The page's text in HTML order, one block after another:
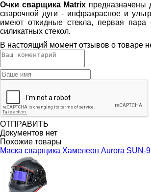
Очки сварщика Matrix предназначены
сварочной дуги - инфракрасное и
имеют откидные стекла, первая пара
силикатных стекол.
В настоящий момент отзывов о товаре
ОТПРАВИТЬ
Документов нет
Похожие товары
Маска сварщика Хамелеон Aurora SUN-